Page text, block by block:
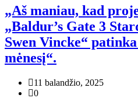
„Aš maniau, kad
„Baldur’s Gate 3
Swen Vincke“
mėnesį“.
11 balandžio, 2025
0